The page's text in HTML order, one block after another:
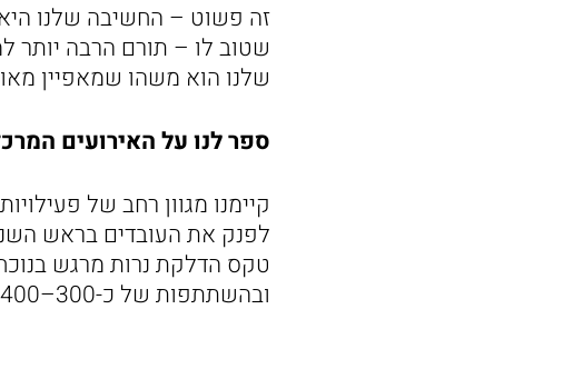
זה פשוט – החשיבה שלנו
שטוב לו – תורם הרבה יותר
שלנו הוא משהו שמאפיין
ספר לנו על האירועים
קיימנו מגוון רחב של
לפנק את העובדים בראש
טקס הדלקת נרות מרגש
ובהשתתפות של כ-300–400 עובדים וילדיהם.